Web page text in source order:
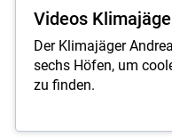
Videos
Der Klimajäger
sechs Höfen, um
zu finden.